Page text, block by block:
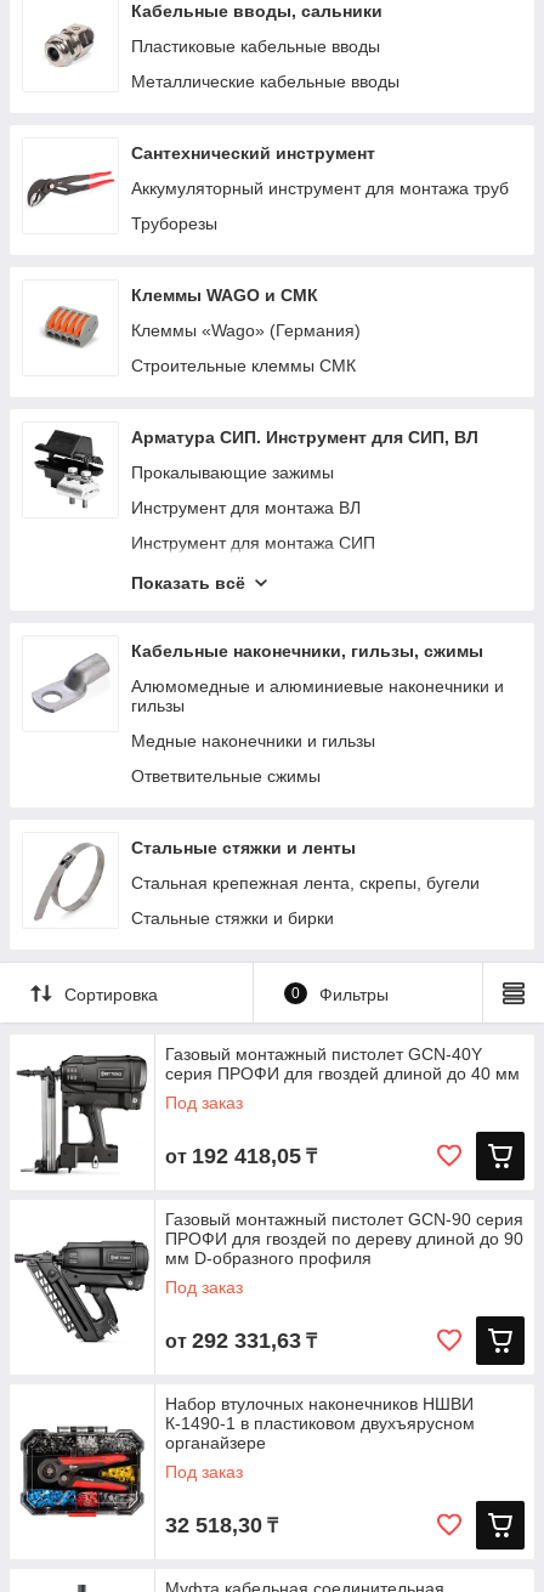
Кабельные вводы, сальники
Пластиковые кабельные вводы
Металлические кабельные вводы
Сантехнический инструмент
Аккумуляторный инструмент для монтажа труб
Труборезы
Клеммы WAGO и СМК
Клеммы «Wago» (Германия)
Строительные клеммы СМК
Арматура СИП. Инструмент для СИП, ВЛ
Прокалывающие зажимы
Инструмент для монтажа ВЛ
Инструмент для монтажа СИП
Анкерные зажимы, кронштейны и крюки
Крепеж для СИП
Лебедки ручные и тяговые
Показать всё
Кабельные наконечники, гильзы, сжимы
Алюмомедные и алюминиевые наконечники и
гильзы
Медные наконечники и гильзы
Ответвительные сжимы
Стальные стяжки и ленты
Стальная крепежная лента, скрепы, бугели
Стальные стяжки и бирки
Сортировка 0 Фильтры
Газовый монтажный пистолет GCN-40Y
серия ПРОФИ для гвоздей длиной до 40 мм
Под заказ
от 192 418,05 ₸
Газовый монтажный пистолет GCN-90 серия
ПРОФИ для гвоздей по дереву длиной до 90
мм D-образного профиля
Под заказ
от 292 331,63 ₸
Набор втулочных наконечников НШВИ
К-1490-1 в пластиковом двухъярусном
органайзере
Под заказ
32 518,30 ₸